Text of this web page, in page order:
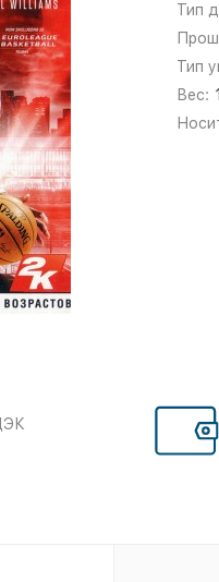
Тип
Тип
Вес: